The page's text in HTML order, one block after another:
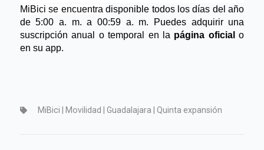
MiBici se encuentra disponible todos los días del año
de 5:00 a. m. a 00:59 a. m. Puedes adquirir una
suscripción anual o temporal en la página oficial o
en su app.
MiBici | Movilidad | Guadalajara | Quinta expansión